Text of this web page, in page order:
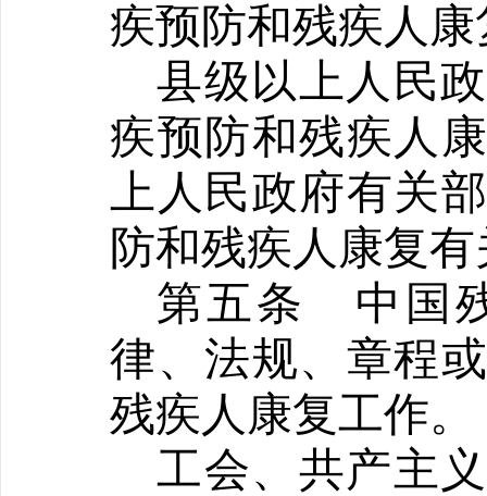
疾预防和残疾人
县级以上人民
疾预防和残疾人
上人民政府有关
防和残疾人康复
第五条 中国
律、法规、章程
残疾人康复工作。
工会、共产主